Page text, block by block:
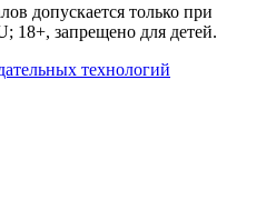
допускается только при
18+, запрещено для детей.
технологий